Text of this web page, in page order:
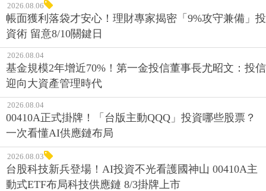
2026.08.06
帳面獲利落袋才安心！理財專家揭密「9%攻守兼備」投
資術 留意8/10關鍵日
2026.08.04
基金規模2年增近70%！第一金投信董事長尤昭文：投信
迎向大資產管理時代
2026.08.04
00410A正式掛牌！「台版主動QQQ」投資哪些股票？
一次看懂AI供應鏈布局
2026.08.03
台股科技新兵登場！AI投資不光看護國神山 00410A主
動式ETF布局科技供應鏈 8/3掛牌上市